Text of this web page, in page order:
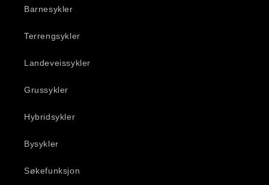
Barnesykler
Terrengsykler
Landeveissykler
Grussykler
Hybridsykler
Bysykler
Søkefunksjon